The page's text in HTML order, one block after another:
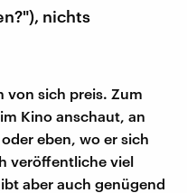
nichts
von sich preis. Zum
Kino anschaut, an
eben, wo er sich
veröffentliche viel
aber auch genügend